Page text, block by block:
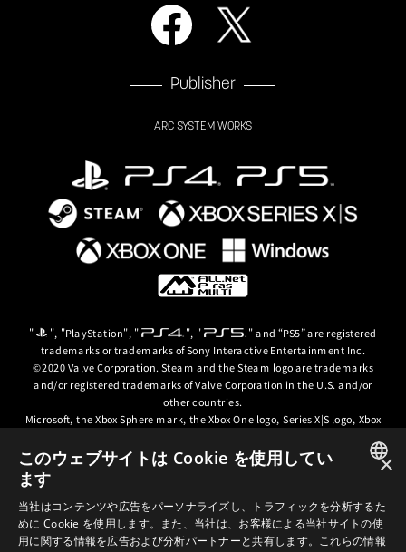
Publisher
ARC SYSTEM WORKS
" ", "PlayStation", " ", " " and “PS5” are registered
trademarks or trademarks of Sony Interactive Entertainment Inc.
©2020 Valve Corporation. Steam and the Steam logo are trademarks
and/or registered trademarks of Valve Corporation in the U.S. and/or
other countries.
Microsoft, the Xbox Sphere mark, the Xbox One logo, Series X|S logo, Xbox
trademarks of the Microsoft group of companies.
© ARC SYSTEM WORKS / © 2024 CD PROJEKT S.A. All rights reserved. CD
PROJEKT, the CD PROJEKT logo, Cyberpunk, Cyberpunk 2077, the
Cyberpunk 2077 logo and Cyberpunk: Edgerunners are trademarks and/or
registered trademarks of CD PROJEKT S.A. in the US and/or other
ENGLISH
×
このウェブサイトは Cookie を使用してい
ます
当社はコンテンツや広告をパーソナライズし、トラフィックを分析するた
めに Cookie を使用します。また、当社は、お客様による当社サイトの使
用に関する情報を広告および分析パートナーと共有します。これらの情報